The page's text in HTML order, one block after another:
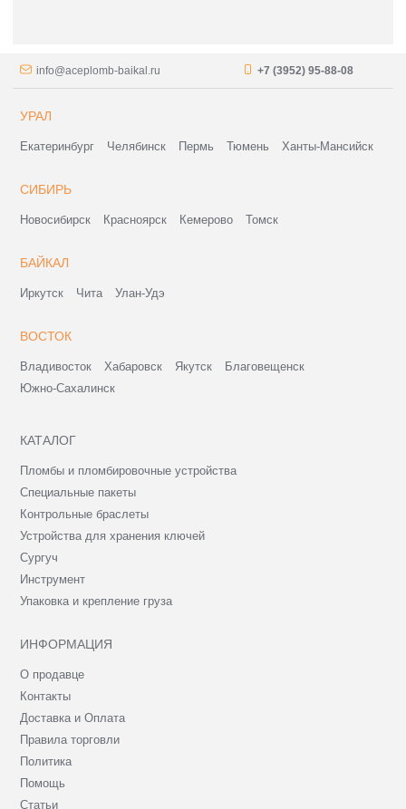
info@aceplomb-baikal.ru +7 (3952) 95-88-08
УРАЛ
Екатеринбург Челябинск Пермь Тюмень Ханты-Мансийск
СИБИРЬ
Новосибирск Красноярск Кемерово Томск
БАЙКАЛ
Иркутск Чита Улан-Удэ
ВОСТОК
Владивосток Хабаровск Якутск
Благовещенск
Южно-Сахалинск
КАТАЛОГ
Пломбы и пломбировочные устройства
Специальные пакеты
Контрольные браслеты
Устройства для хранения ключей
Сургуч
Инструмент
Упаковка и крепление груза
ИНФОРМАЦИЯ
О продавце
Контакты
Доставка и Оплата
Правила торговли
Политика
Помощь
Статьи